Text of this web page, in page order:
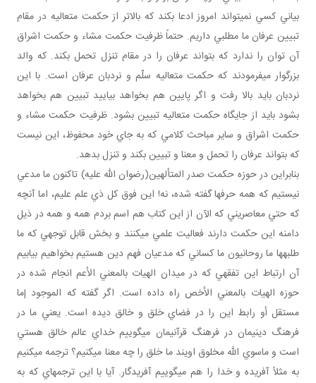
بياني کسي نمي‎تواند امروز ادعا بکند که بالاتر از حکمت متعاليه در مقام
تبيين عرفان ما مطلبي داريم. حتماً ظرفيت حکمت مشاء و حکمت اشراق
آن توان را ندارد که بتواند عرفان را در مقام تنزل تحمل بکند. که والد
بزرگوار مي‎فرمودند که حکمت متعاليه سلّم و نردبان عرفان است. با اين
نردبان بايد بالا رفت و اگر پايين هم بخواهد بياييد تبيين هم بخواهد
بشود بايد از جايگاه حکمت متعاليه تبيين بشود. ظرفيت حکمت مشاء و
حکمت اشراق و ساير مباحث کلامي که به جاي خود محفوظ، اين نيست
که بتواند عرفان را تحمل و معنا و تبيين بکند و تنزل بدهد.
بنابراين در حوزه حکمت صدر المتألهين(رضوان الله عليه) تاکنون ما مدعي
نيستيم که همه حرف‎ها گفته شده، نه! اين فوق کل ذي علم عليم، اما آنچه
که حتي معاصريني که الآن از اين کتاب هم اسم بردم همه و همه در ذيل
دامنه اين حکمت دارند فعاليت علمي مي‎کنند و بخش قابل توجهي که ما
طلبه‎ها ما روحانيون ما کساني که مدعيان فهم دين هستيم بخواهيم بيابيم
آن ارتباط اين تفقهي که در ميدان الهيات بالمعني الأعم انجام شده در
حوزه الهيات بالمعني الأخص راه داده است. اگر گفته که الموجود إما
مستقل أو رابط اين را در فضاي خلق و خالق ديده است. يعني ما در
فرهنگ ديني‎مان در فرهنگ قرآني‎مان مي‎گوييم خداي عالم خالق هستي
است و ماسوي الله مخلوق اويند ما خلق را چه معنا مي‎کنيم؟ ترجمه مي‎کنيم
به مثلاً آفريده و خدا را هم مي‎گوييم آفريدگار. آيا با اين ترجمه‎اي که به